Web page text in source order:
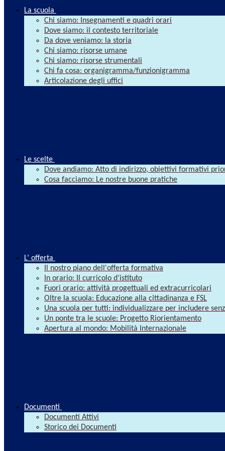
La scuola
Chi siamo: Insegnamenti e quadri orari
Dove siamo: il contesto territoriale
Da dove veniamo: la storia
Chi siamo: risorse umane
Chi siamo: risorse strumentali
Chi fa cosa: organigramma/funzionigramma
Articolazione degli uffici
Le scelte
Dove andiamo: Atto di indirizzo, obiettivi formativi
Cosa facciamo: Le nostre buone pratiche
L’ offerta
Il nostro piano dell'offerta formativa
In orario: Il curricolo d’istituto
Fuori orario: attività progettuali ed extracurricolari
Oltre la scuola: Educazione alla cittadinanza e FSL
Una scuola per tutti: individualizzare per includere
Un ponte tra le scuole: Progetto Riorientamento
Apertura al mondo: Mobilità Internazionale
Documenti
Documenti Attivi
Storico dei Documenti